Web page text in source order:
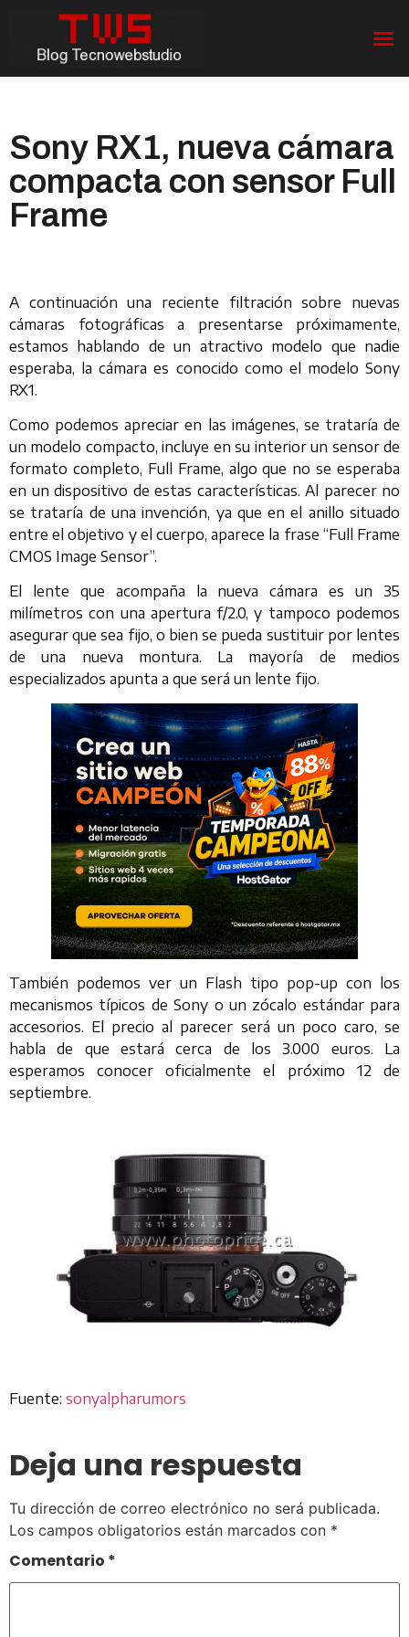
Sony RX1, nueva cámara
compacta con sensor Full
Frame
A continuación una reciente filtración sobre nuevas
cámaras fotográficas a presentarse próximamente,
estamos hablando de un atractivo modelo que nadie
esperaba, la cámara es conocido como el modelo Sony
RX1.
Como podemos apreciar en las imágenes, se trataría de
un modelo compacto, incluye en su interior un sensor de
formato completo, Full Frame, algo que no se esperaba
en un dispositivo de estas características. Al parecer no
se trataría de una invención, ya que en el anillo situado
entre el objetivo y el cuerpo, aparece la frase “Full Frame
CMOS Image Sensor”.
El lente que acompaña la nueva cámara es un 35
milímetros con una apertura f/2.0, y tampoco podemos
asegurar que sea fijo, o bien se pueda sustituir por lentes
de una nueva montura. La mayoría de medios
especializados apunta a que será un lente fijo.
También podemos ver un Flash tipo pop-up con los
mecanismos típicos de Sony o un zócalo estándar para
accesorios. El precio al parecer será un poco caro, se
habla de que estará cerca de los 3.000 euros. La
esperamos conocer oficialmente el próximo 12 de
septiembre.
Fuente: sonyalpharumors
Deja una respuesta
Tu dirección de correo electrónico no será publicada.
Los campos obligatorios están marcados con *
Comentario *